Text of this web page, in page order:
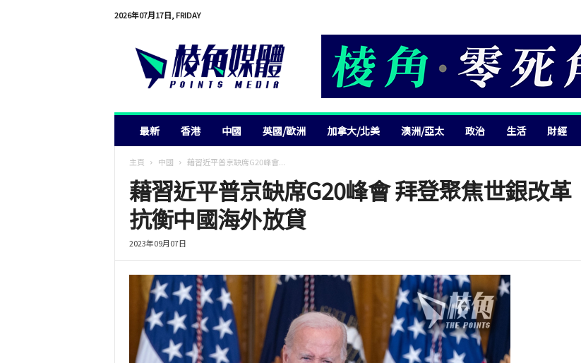
2026年07月17日, FRIDAY
最新 香港 中國 英國/歐洲 加拿大/北美 澳洲/亞太 政治 生活 財經
主頁 中國 藉習近平普京缺席G20峰會...
藉習近平普京缺席G20峰會 拜登聚焦世銀改革
抗衡中國海外放貸
2023年09月07日